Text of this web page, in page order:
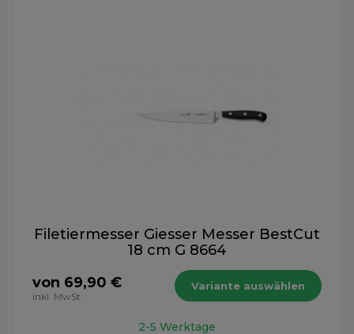
Filetiermesser Giesser Messer BestCut
18 cm G 8664
von 69,90 €
inkl. MwSt.
Variante auswählen
2-5 Werktage